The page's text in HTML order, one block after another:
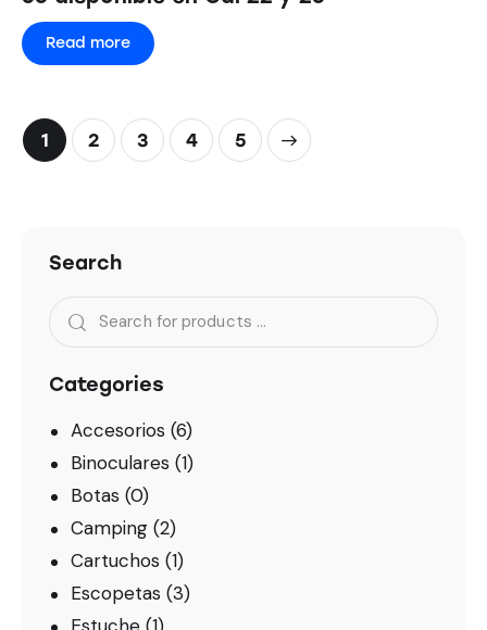
Read more
1 2 3 4 5
→
Search
Categories
Accesorios (6)
Binoculares (1)
Botas (0)
Camping (2)
Cartuchos (1)
Escopetas (3)